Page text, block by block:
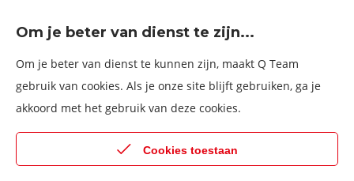
Om je beter van dienst te zijn...
Om je beter van dienst te kunnen zijn, maakt Q Team
gebruik van cookies. Als je onze site blijft gebruiken, ga je
akkoord met het gebruik van deze cookies.
Cookies toestaan
B2Bassistance
Werken bij QTeam
Maak een afspraak
Kies een service center
© 2026 Q Team